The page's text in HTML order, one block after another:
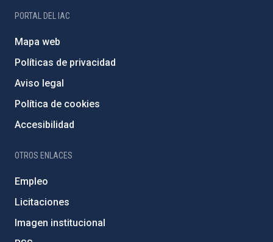
PORTAL DEL IAC
Mapa web
Políticas de privacidad
Aviso legal
Política de cookies
Accesibilidad
OTROS ENLACES
Empleo
Licitaciones
Imagen institucional